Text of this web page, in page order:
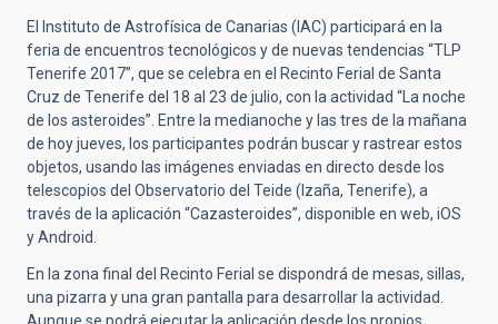
El Instituto de Astrofísica de Canarias (IAC) participará en la
feria de encuentros tecnológicos y de nuevas tendencias “TLP
Tenerife 2017”, que se celebra en el Recinto Ferial de Santa
Cruz de Tenerife del 18 al 23 de julio, con la actividad “La noche
de los asteroides”. Entre la medianoche y las tres de la mañana
de hoy jueves, los participantes podrán buscar y rastrear estos
objetos, usando las imágenes enviadas en directo desde los
telescopios del Observatorio del Teide (Izaña, Tenerife), a
través de la aplicación “Cazasteroides”, disponible en web, iOS
y Android.
En la zona final del Recinto Ferial se dispondrá de mesas, sillas,
una pizarra y una gran pantalla para desarrollar la actividad.